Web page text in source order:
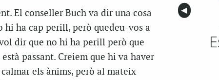
El conseller Buch va dir una cosa
hi ha cap perill, però quedeu-vos a
dir que no hi ha perill però que
passant. Creiem que hi va haver
els ànims, però al mateix
Anterior
◀︎